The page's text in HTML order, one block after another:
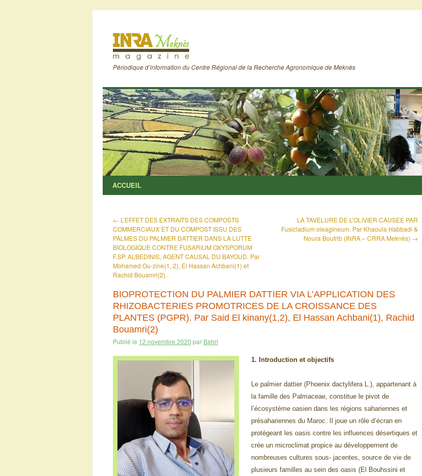
Périodique d’information du Centre Régional de la Recherche Agronomique de Meknès
ACCUEIL
← L’EFFET DES EXTRAITS DES COMPOSTS
COMMERCIAUX ET DU COMPOST ISSU DES
PALMES DU PALMIER DATTIER DANS LA LUTTE
BIOLOGIQUE CONTRE FUSARIUM OXYSPORUM
F.SP. ALBEDINIS, AGENT CAUSAL DU BAYOUD. Par
Mohamed Ou-zine(1, 2), El Hassan Achbani(1) et
Rachid Bouamri(2).
LA TAVELURE DE L’OLIVIER CAUSEE PAR
Fusicladium oleagineum. Par Khaoula Habbadi &
Noura Boutrib (INRA – CRRA Meknès) →
BIOPROTECTION DU PALMIER DATTIER VIA L’APPLICATION DES
RHIZOBACTERIES PROMOTRICES DE LA CROISSANCE DES
PLANTES (PGPR). Par Said El kinany(1,2), El Hassan Achbani(1), Rachid
Bouamri(2)
Publié le 12 novembre 2020 par Bahri
1. Introduction et objectifs
Le palmier dattier (Phoenix dactylifera L.), appartenant à
la famille des Palmaceae, constitue le pivot de
l’écosystème oasien dans les régions sahariennes et
présahariennes du Maroc. Il joue un rôle d’écran en
protégeant les oasis contre les influences désertiques et
crée un microclimat propice au développement de
nombreuses cultures sous- jacentes, source de vie de
plusieurs familles au sein des oasis (El Bouhssini et